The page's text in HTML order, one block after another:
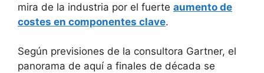
mira de la industria por el fuerte aumento de
costes en componentes clave.
Según previsiones de la consultora Gartner, el
panorama de aquí a finales de década se